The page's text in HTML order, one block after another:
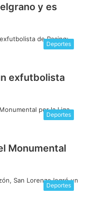
y es
Deportes
exfutbolista
Deportes
Monumental
Deportes